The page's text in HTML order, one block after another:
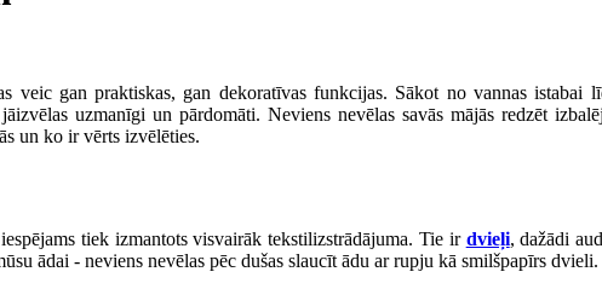
veic gan praktiskas, gan dekoratīvas funkcijas. Sākot no vannas istabai
uzmanīgi un pārdomāti. Neviens nevēlas savās mājās redzēt
un ko ir vērts izvēlēties.
tiek izmantots visvairāk tekstilizstrādājuma. Tie ir dvieļi, dažādi
ādai - neviens nevēlas pēc dušas slaucīt ādu ar rupju kā smilšpapīrs dvieli.